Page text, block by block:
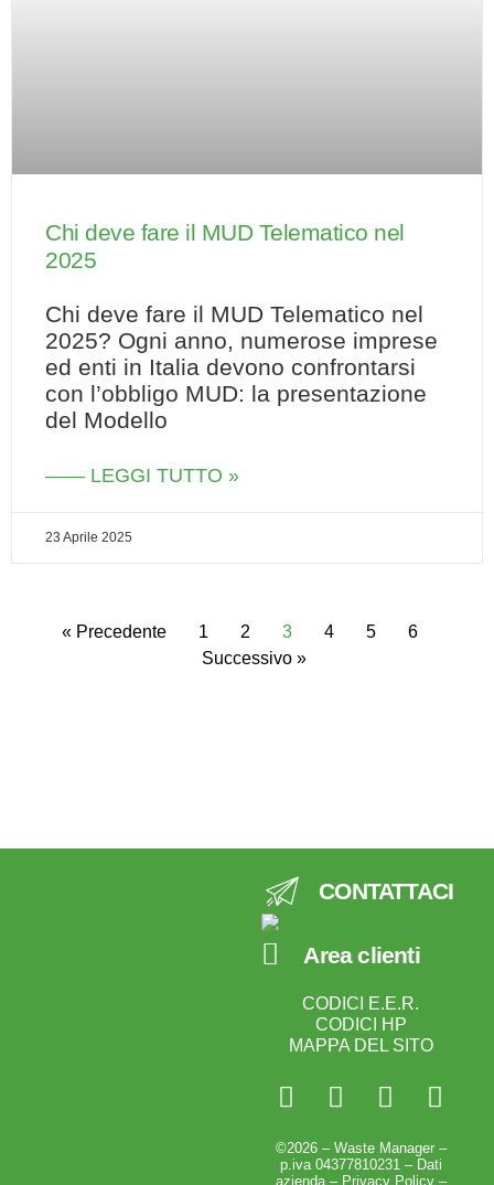
Chi deve fare il MUD Telematico nel
2025
Chi deve fare il MUD Telematico nel
2025? Ogni anno, numerose imprese
ed enti in Italia devono confrontarsi
con l’obbligo MUD: la presentazione
del Modello
—— LEGGI TUTTO »
23 Aprile 2025
« Precedente 1 2 3 4 5
6
Successivo »
CONTATTACI
Area clienti
CODICI E.E.R.
CODICI HP
MAPPA DEL SITO
©2026 – Waste Manager –
p.iva 04377810231 – Dati
azienda– Privacy Policy–